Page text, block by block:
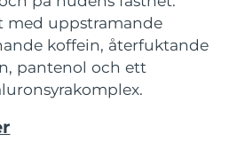
med uppstramande
koffein, återfuktande
pantenol och ett